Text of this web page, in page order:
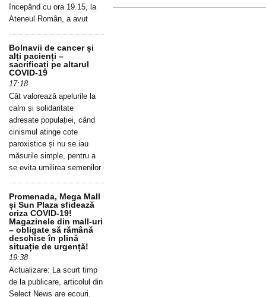
începând cu ora 19.15, la
Ateneul Român, a avut
Bolnavii de cancer și
alți pacienți –
sacrificați pe altarul
COVID-19
17:18
Cât valorează apelurile la
calm și solidaritate
adresate populației, când
cinismul atinge cote
paroxistice și nu se iau
măsurile simple, pentru a
se evita umilirea semenilor
Promenada, Mega Mall
și Sun Plaza sfidează
criza COVID-19!
Magazinele din mall-uri
– obligate să rămână
deschise în plină
situație de urgență!
19:38
Actualizare: La scurt timp
de la publicare, articolul din
Select News are ecouri.